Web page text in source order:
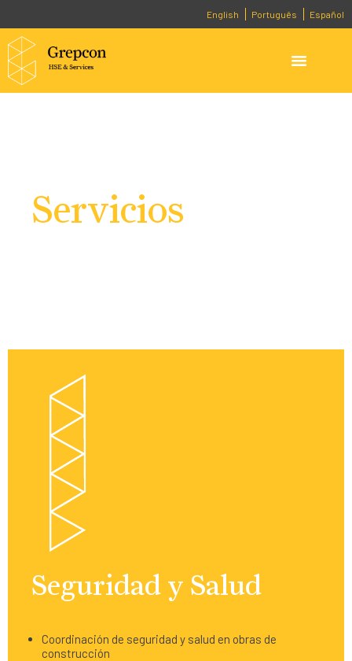
English Português Español
Servicios
Seguridad y Salud
Coordinación de seguridad y salud en obras de
construcción